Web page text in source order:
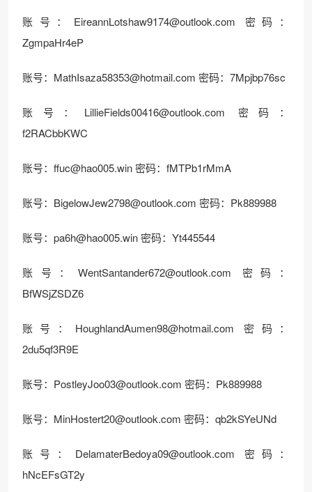
账号：EireannLotshaw9174@outlook.com 密码：
ZgmpaHr4eP
账号：MathIsaza58353@hotmail.com 密码：7Mpjbp76sc
账号：LillieFields00416@outlook.com 密码：
f2RACbbKWC
账号：ffuc@hao005.win 密码：fMTPb1rMmA
账号：BigelowJew2798@outlook.com 密码：Pk889988
账号：pa6h@hao005.win 密码：Yt445544
账号：WentSantander672@outlook.com 密码：
BfWSjZSDZ6
账号：HoughlandAumen98@hotmail.com 密码：
2du5qf3R9E
账号：PostleyJoo03@outlook.com 密码：Pk889988
账号：MinHostert20@outlook.com 密码：qb2kSYeUNd
账号：DelamaterBedoya09@outlook.com 密码：
hNcEFsGT2y